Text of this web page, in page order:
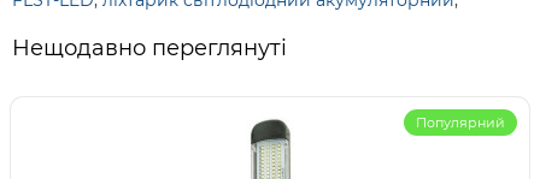
Нещодавно переглянуті
Популярний